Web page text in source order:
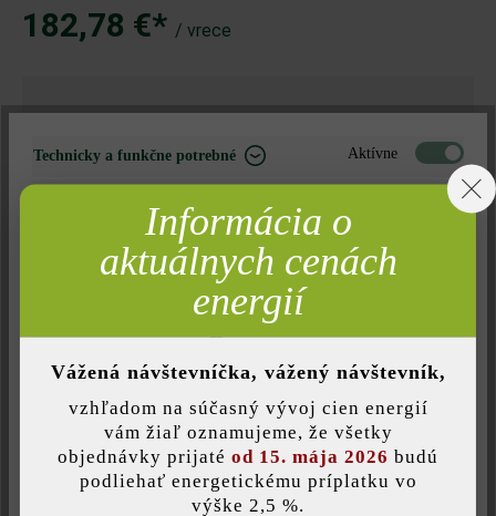
182,78 €* / vrece
Množstvo
182,78 €*
Nájdite predajcu vo vašom okolí
Tlač stránky
Číslo produktu: 22413
Technicky a funkčne potrebné Aktívne
Neaktívne
Komfort (funkčnosť stránky)
Uložiť individuálne nastavenie
Táto webová stránka používa súbory cookie, aby vám ponúkla
Informácia o
aktuálnych cenách
energií
Vážená návštevníčka, vážený návštevník,
vzhľadom na súčasný vývoj cien energií
vám žiaľ oznamujeme, že všetky
objednávky prijaté od 15. mája 2026 budú
podliehať energetickému príplatku vo
výške 2,5 %.